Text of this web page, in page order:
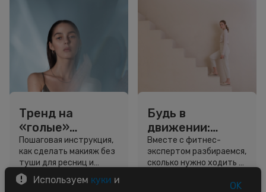
Тренд на
«голые»
ресницы: как
выглядеть
свежо, не
используя тушь
Пошаговая инструкция,
как сделать макияж без
туши для ресниц и
звёздный образ для
вдохновения.
Будь в
движении:
сколько нужно
шагов для
красоты и
Вместе с фитнес-
экспертом разбираемся,
сколько нужно ходить и
Используем куки и
OK